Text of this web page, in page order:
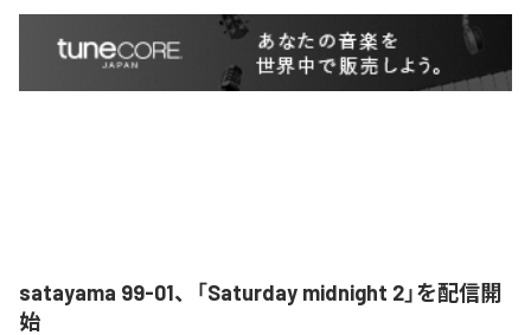
satayama 99-01、「Saturday midnight 2」を配信開
始